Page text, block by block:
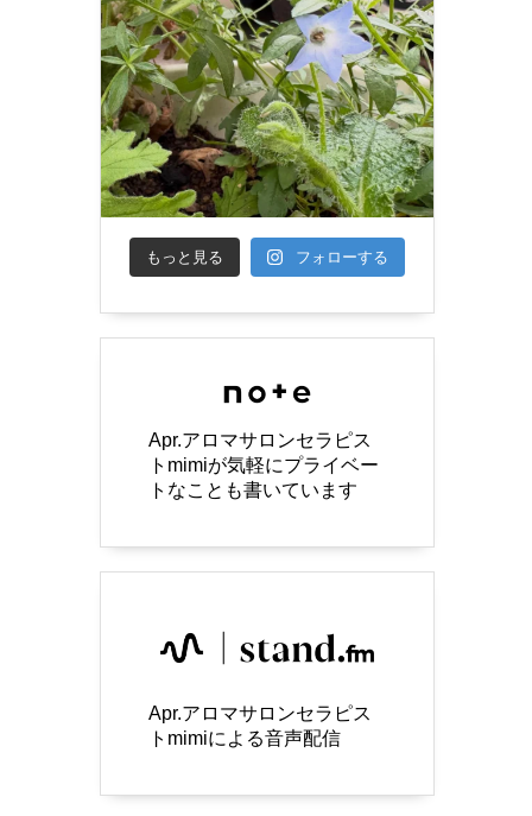
もっと見る フォローする
Apr.アロマサロンセラピス
トmimiが気軽にプライベー
トなことも書いています
Apr.アロマサロンセラピス
トmimiによる音声配信